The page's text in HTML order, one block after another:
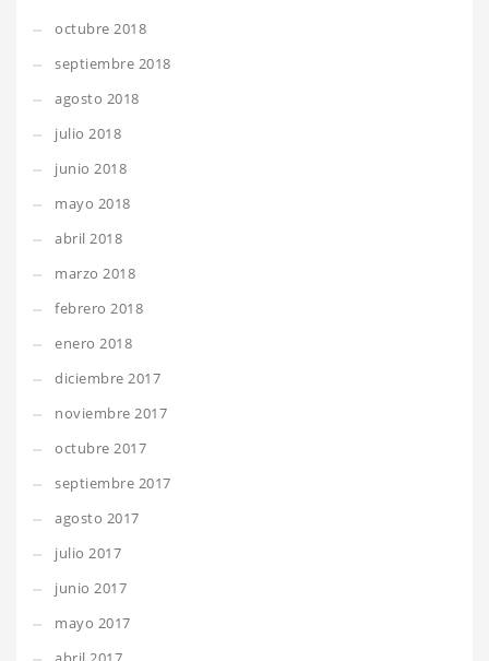
octubre 2018
septiembre 2018
agosto 2018
julio 2018
junio 2018
mayo 2018
abril 2018
marzo 2018
febrero 2018
enero 2018
diciembre 2017
noviembre 2017
octubre 2017
septiembre 2017
agosto 2017
julio 2017
junio 2017
mayo 2017